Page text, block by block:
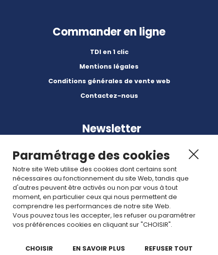
Commander en ligne
TDI en 1 clic
Mentions légales
Conditions générales de vente web
Contactez-nous
Newsletter
Abonnez-vous à nos dernières nouvelles et articles.
Rejoignez nous
Paramétrage des cookies
Notre site Web utilise des cookies dont certains sont
nécessaires au fonctionnement du site Web, tandis que
d'autres peuvent être activés ou non par vous à tout
moment, en particulier ceux qui nous permettent de
comprendre les performances de notre site Web.
Vous pouvez tous les accepter, les refuser ou paramétrer
vos préférences cookies en cliquant sur "CHOISIR".
CHOISIR EN SAVOIR PLUS REFUSER TOUT